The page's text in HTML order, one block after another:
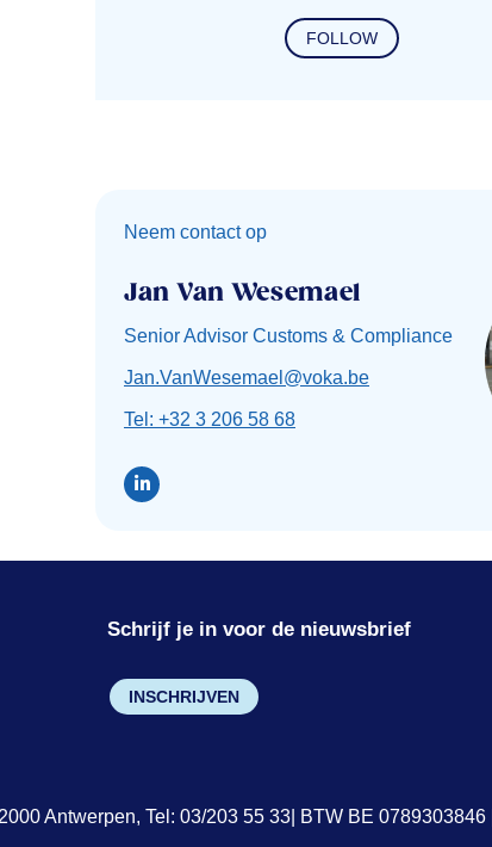
FOLLOW
Neem contact op
Jan Van Wesemael
Senior Advisor Customs & Compliance
Jan.VanWesemael@voka.be
Tel: +32 3 206 58 68
Schrijf je in voor de nieuwsbrief
INSCHRIJVEN
Antwerpen, Tel: 03/203 55 33| BTW BE 0789303846 |